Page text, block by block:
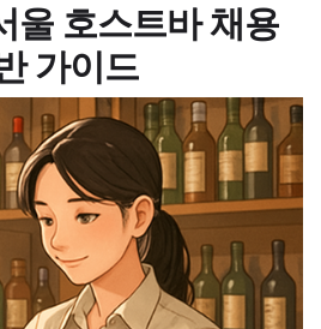
울 호스트바 채용
가이드